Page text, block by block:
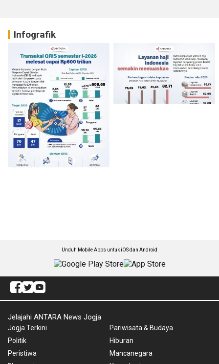
Infografik
Unduh Mobile Apps untuk iOS dan Android
Jelajahi ANTARA News Jogja
Jogja Terkini
Politik
Peristiwa
Pariwisata & Budaya
Hiburan
Mancanegara